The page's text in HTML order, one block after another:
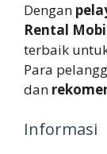
Dengan
Rental
terbaik
Para
dan
Informasi